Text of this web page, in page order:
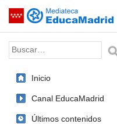
Saltar navegación
Palabra o frase:
Inicio
Canal EducaMadrid
Últimos contenidos